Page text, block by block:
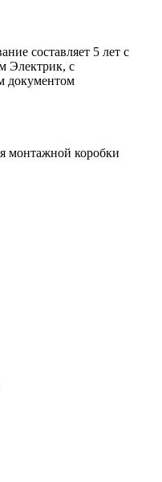
составляет 5 лет с
Электрик, с
документом
монтажной коробки